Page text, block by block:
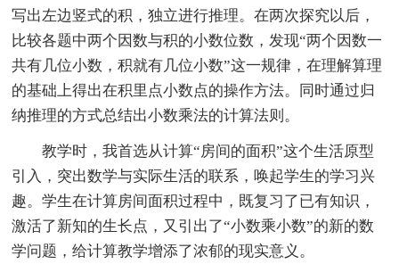
写出左边竖式的积，独立进行推理。在两次探究以后，
比较各题中两个因数与积的小数位数，发现“两个因数一
共有几位小数，积就有几位小数”这一规律，在理解算理
的基础上得出在积里点小数点的操作方法。同时通过归
纳推理的方式总结出小数乘法的计算法则。
教学时，我首选从计算“房间的面积”这个生活原型
引入，突出数学与实际生活的联系，唤起学生的学习兴
趣。学生在计算房间面积过程中，既复习了已有知识，
激活了新知的生长点，又引出了“小数乘小数”的新的数
学问题，给计算教学增添了浓郁的现实意义。